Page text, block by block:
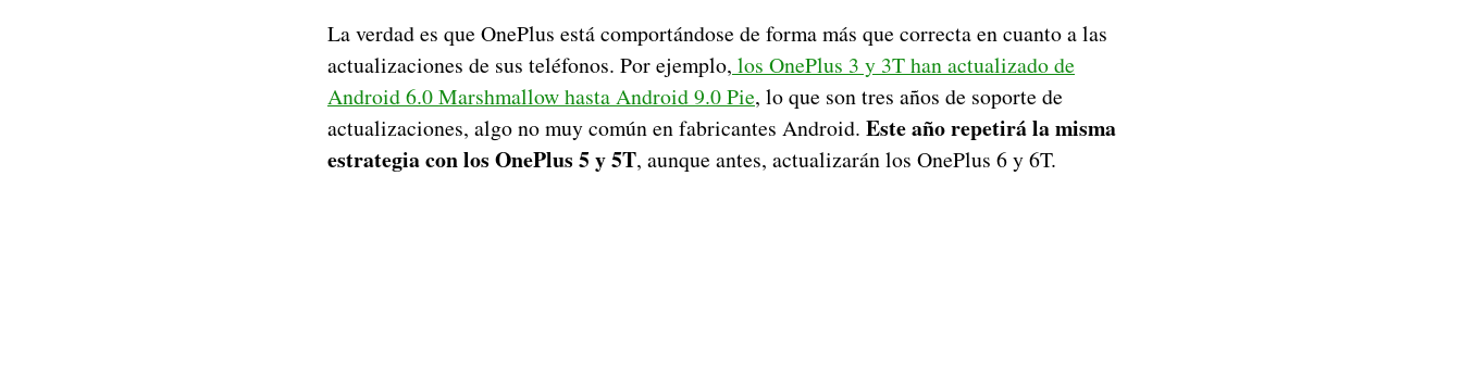
La verdad es que OnePlus está comportándose de forma más que correcta en cuanto a las
actualizaciones de sus teléfonos. Por ejemplo, los OnePlus 3 y 3T han actualizado de
Android 6.0 Marshmallow hasta Android 9.0 Pie, lo que son tres años de soporte de
actualizaciones, algo no muy común en fabricantes Android. Este año repetirá la misma
estrategia con los OnePlus 5 y 5T, aunque antes, actualizarán los OnePlus 6 y 6T.